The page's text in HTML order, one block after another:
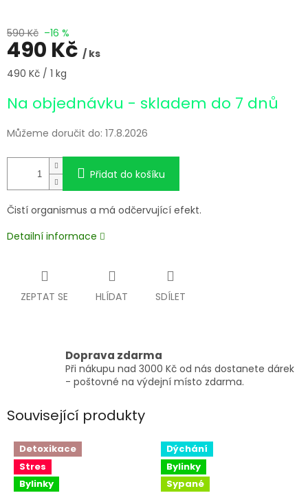
590 Kč –16 %
490 Kč / ks
Měrná
490 Kč / 1 kg
Na objednávku - skladem do 7 dnů
Můžeme doručit do: 17.8.2026
Přidat do košíku
Čistí organismus a má odčervující efekt.
Detailní informace
ZEPTAT SE HLÍDAT SDÍLET
Doprava zdarma
Při nákupu nad 3000 Kč od nás dostanete dárek
- poštovné na výdejní místo zdarma.
Související produkty
Detoxikace
Stres
Bylinky
Dýchání
Bylinky
Sypané